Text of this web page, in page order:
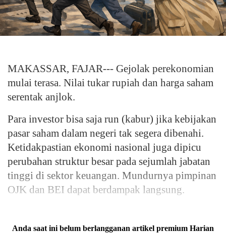
MAKASSAR, FAJAR--- Gejolak perekonomian
mulai terasa. Nilai tukar rupiah dan harga saham
serentak anjlok.
Para investor bisa saja run (kabur) jika kebijakan
pasar saham dalam negeri tak segera dibenahi.
Ketidakpastian ekonomi nasional juga dipicu
perubahan struktur besar pada sejumlah jabatan
tinggi di sektor keuangan. Mundurnya pimpinan
OJK dan BEI dapat berdampak langsung.
Anda saat ini belum berlangganan artikel premium Harian